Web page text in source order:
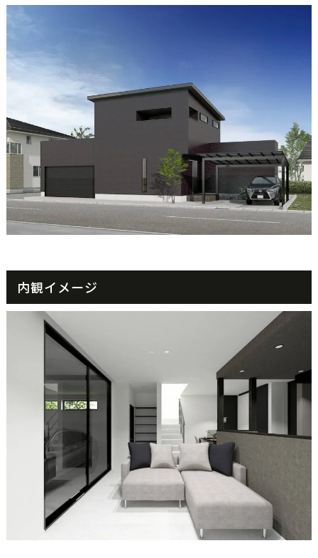
内観イメージ